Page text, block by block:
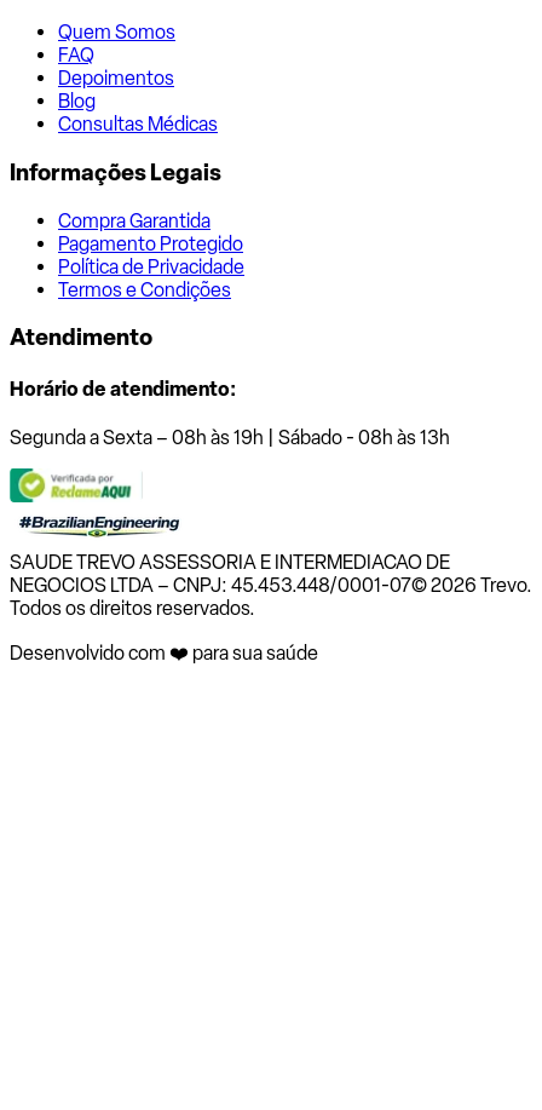
Quem Somos
FAQ
Depoimentos
Blog
Consultas Médicas
Informações Legais
Compra Garantida
Pagamento Protegido
Política de Privacidade
Termos e Condições
Atendimento
Horário de atendimento:
Segunda a Sexta – 08h às 19h | Sábado - 08h às 13h
SAUDE TREVO ASSESSORIA E INTERMEDIACAO DE
NEGOCIOS LTDA – CNPJ: 45.453.448/0001-07© 2026 Trevo.
Todos os direitos reservados.
Desenvolvido com ❤️ para sua saúde